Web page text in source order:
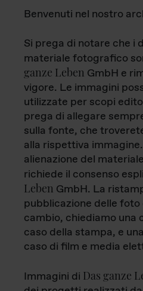
Benvenuti nel nostro
Si prega di notare che i
materiale fotografico
ganze Leben GmbH e
vigore. Le immagini
utilizzate per scopi
prega di allegare
sulla fonte, che
alla rispettiva
alienazione del
richiede il consenso
Leben GmbH. La
pubblicazione delle
cambio, chiediamo una
caso della stampa, e
caso di film e media
Immagini di Das ganze